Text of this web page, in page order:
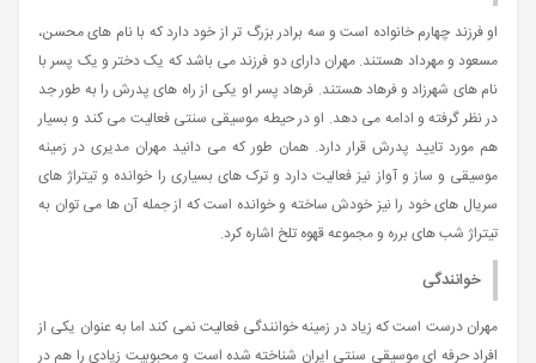
او فرزند چهارم خانواده است و سه برادر بزرگ تر از خود دارد که با نام های محسن،
مسعود و مهرداد هستند. مهران دارای دو فرزند می باشد که یک دختر و یک پسر با
نام های شهرزاد و فرهاد هستند. فرهاد پسر او یکی از راه های پدرش را به طور جد
در نظر گرفته و ادامه می دهد. او در حیطه موسیقی سنتی فعالیت می کند و بسیار
هم مورد تایید پدرش قرار دارد. همان طور که می دانید مهران مدیری در زمینه
موسیقی و ساز و آواز نیز فعالیت دارد و ترک های بسیاری را خوانده و تیتراژ های
سریال های خود را نیز خودش ساخته و خوانده است که از جمله آن ها می توان به
تیتراژ شب های برره و مجموعه قهوه تلخ اشاره کرد.
خوانندگی
مهران درست است که زیاد در زمینه خوانندگی فعالیت نمی کند اما به عنوان یکی از
افراد حرفه ای موسیقی سنتی ایران شناخته شده است و محبوبیت زیادی را هم در